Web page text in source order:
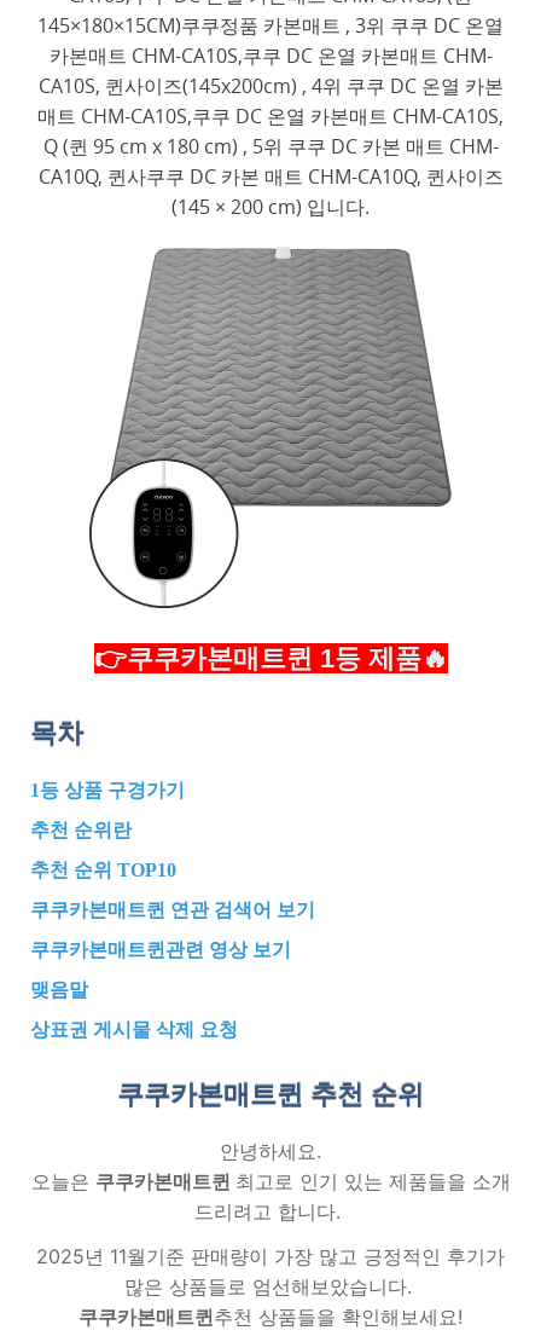
145×180×15CM)쿠쿠정품 카본매트 , 3위 쿠쿠 DC 온열
카본매트 CHM-CA10S,쿠쿠 DC 온열 카본매트 CHM-
CA10S, 퀸사이즈(145x200cm) , 4위 쿠쿠 DC 온열 카본
매트 CHM-CA10S,쿠쿠 DC 온열 카본매트 CHM-CA10S,
Q (퀸 95 cm x 180 cm) , 5위 쿠쿠 DC 카본 매트 CHM-
CA10Q, 퀸사쿠쿠 DC 카본 매트 CHM-CA10Q, 퀸사이즈
(145 × 200 cm) 입니다.
👉쿠쿠카본매트퀸 1등 제품🔥
목차
1등 상품 구경가기
추천 순위란
추천 순위 TOP10
쿠쿠카본매트퀸 연관 검색어 보기
쿠쿠카본매트퀸관련 영상 보기
맺음말
상표권 게시물 삭제 요청
쿠쿠카본매트퀸 추천 순위
안녕하세요.
오늘은 쿠쿠카본매트퀸 최고로 인기 있는 제품들을 소개
드리려고 합니다.
2025년 11월기준 판매량이 가장 많고 긍정적인 후기가
많은 상품들로 엄선해보았습니다.
쿠쿠카본매트퀸추천 상품들을 확인해보세요!